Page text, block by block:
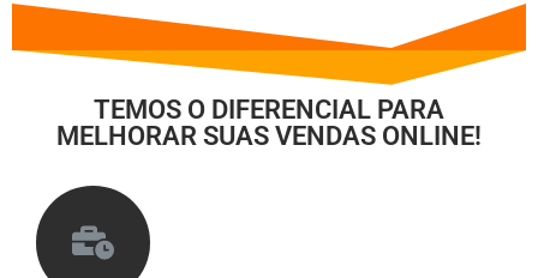
TEMOS O DIFERENCIAL PARA
MELHORAR SUAS VENDAS ONLINE!